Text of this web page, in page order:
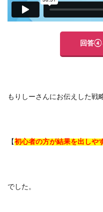
回答④
もりしーさんにお伝えした戦
【初心者の方が結果を出しや
でした。